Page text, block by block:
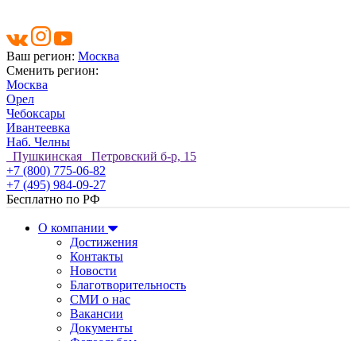
Ваш регион: Москва
Сменить регион:
Москва
Орел
Чебоксары
Ивантеевка
Наб. Челны
Пушкинская Петровский б-р, 15
+7 (800) 775-06-82
+7 (495) 984-09-27
Бесплатно по РФ
О компании
Достижения
Контакты
Новости
Благотворительность
СМИ о нас
Вакансии
Документы